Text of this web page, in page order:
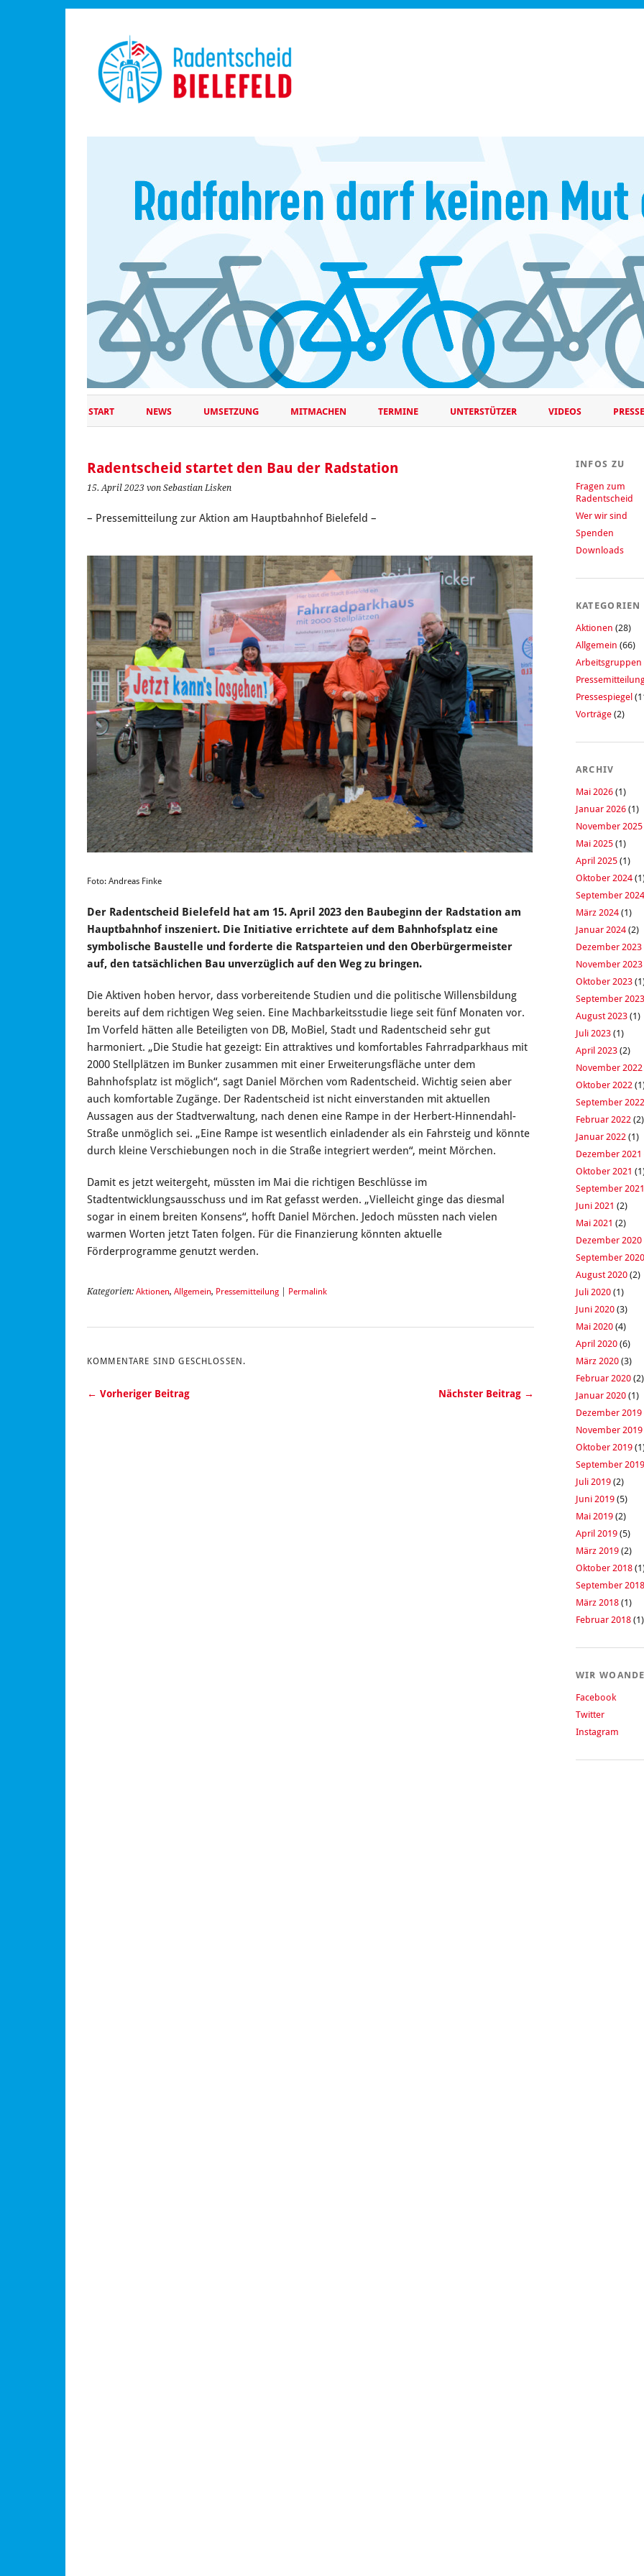
START NEWS UMSETZUNG MITMACHEN TERMINE UNTERSTÜTZER VIDEOS PRESSE
Radentscheid startet den Bau der Radstation
15. April 2023 von Sebastian Lisken
– Pressemitteilung zur Aktion am Hauptbahnhof Bielefeld –
Foto: Andreas Finke
Der Radentscheid Bielefeld hat am 15. April 2023 den Baubeginn der Radstation am
Hauptbahnhof inszeniert. Die Initiative errichtete auf dem Bahnhofsplatz eine
symbolische Baustelle und forderte die Ratsparteien und den Oberbürgermeister
auf, den tatsächlichen Bau unverzüglich auf den Weg zu bringen.
Die Aktiven hoben hervor, dass vorbereitende Studien und die politische Willensbildung
bereits auf dem richtigen Weg seien. Eine Machbarkeitsstudie liege seit fünf Monaten vor.
Im Vorfeld hätten alle Beteiligten von DB, MoBiel, Stadt und Radentscheid sehr gut
harmoniert. „Die Studie hat gezeigt: Ein attraktives und komfortables Fahrradparkhaus mit
2000 Stellplätzen im Bunker zusammen mit einer Erweiterungsfläche unter dem
Bahnhofsplatz ist möglich“, sagt Daniel Mörchen vom Radentscheid. Wichtig seien aber
auch komfortable Zugänge. Der Radentscheid ist nicht einverstanden mit aktuellen
Aussagen aus der Stadtverwaltung, nach denen eine Rampe in der Herbert-Hinnendahl-
Straße unmöglich sei. „Eine Rampe ist wesentlich einladender als ein Fahrsteig und könnte
durch kleine Verschiebungen noch in die Straße integriert werden“, meint Mörchen.
Damit es jetzt weitergeht, müssten im Mai die richtigen Beschlüsse im
Stadtentwicklungsausschuss und im Rat gefasst werden. „Vielleicht ginge das diesmal
sogar in einem breiten Konsens“, hofft Daniel Mörchen. Jedoch müssten nach vielen
warmen Worten jetzt Taten folgen. Für die Finanzierung könnten aktuelle
Förderprogramme genutzt werden.
Kategorien: Aktionen, Allgemein, Pressemitteilung Permalink
KOMMENTARE SIND GESCHLOSSEN.
← Vorheriger Beitrag Nächster Beitrag →
INFOS ZU
Fragen zum
Radentscheid
Wer wir sind
Spenden
Downloads
KATEGORIEN
Aktionen (28)
Allgemein (66)
Arbeitsgruppen
Pressespiegel
Vorträge(2)
ARCHIV
Mai 2026(1)
Januar 2026(1)
November 2025
Mai 2025(1)
April 2025(1)
Oktober 2024
September 2024
März 2024(1)
Januar 2024(2)
Dezember 2023
November 2023
Oktober 2023
September 2023
August 2023(1)
Juli 2023(1)
April 2023(2)
November 2022
Oktober 2022
September 2022
Februar 2022(2)
Januar 2022(1)
Dezember 2021
Oktober 2021
September 2021
Juni 2021 (2)
Mai 2021 (2)
Dezember 2020
September 2020
August 2020(2)
Juli 2020(1)
Juni 2020(3)
Mai 2020(4)
April 2020(6)
März 2020(3)
Februar 2020(2)
Januar 2020(1)
Dezember 2019
November 2019
Oktober 2019
September 2019
Juli 2019(2)
Juni 2019(5)
Mai 2019(2)
April 2019(5)
März 2019(2)
Oktober 2018
September 2018
März 2018(1)
Februar 2018(1)
WIR
Facebook
Twitter
Instagram